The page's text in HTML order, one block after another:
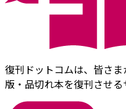
復刊ドットコムは、皆さ
版・品切れ本を復刊させる